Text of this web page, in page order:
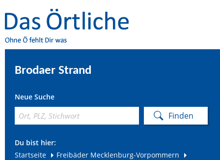
Brodaer Strand
Neue Suche
Du bist hier:
Startseite
Freibäder Mecklenburg-Vorpommern